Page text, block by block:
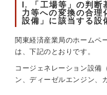
I. 「工場等」の判
力等への変換の合理
設備」に該当する設
関東経済産業局のホームペ
は、下記のとおりです。
コージェネレーション設備
ン、ディーゼルエンジン、